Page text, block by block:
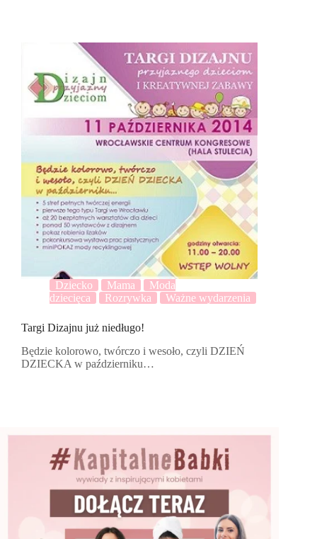
Dziecko Mama
Moda
dziecięca
Rozrywka Ważne wydarzenia
Targi Dizajnu już niedługo!
Będzie kolorowo, twórczo i wesoło, czyli DZIEŃ
DZIECKA w październiku…